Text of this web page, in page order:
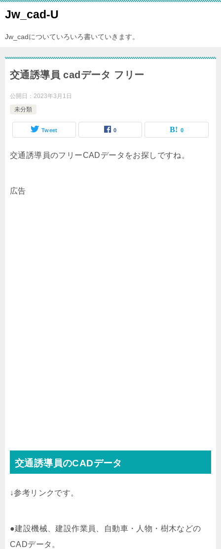
Jw_cad-U
Jw_cadについていろいろ書いていきます。
交通誘導員 cadデータ フリー
公開日： 2023年3月1日
未分類
Tweet 0 0
交通誘導員のフリーCADデータをお探しですね。
広告
交通誘導員のCADデータ
↓参考リンクです。
●建設機械、建設作業員、自動車・人物・樹木などの
CADデータ。